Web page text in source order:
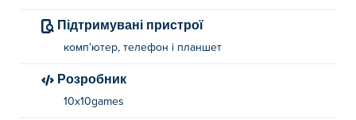
Підтримувані пристрої
комп'ютер, телефон і планшет
Розробник
10x10games